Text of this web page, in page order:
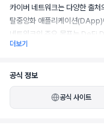
카이버 네트워크는 다양한 출
탈중앙화 애플리케이션(DApp)
네트워크의 주요 목표는 DeFi
적의 환율을 제공하는 유동성
카이버의 모든 거래는 온체인
더보기
공식 정보
공식 사이트